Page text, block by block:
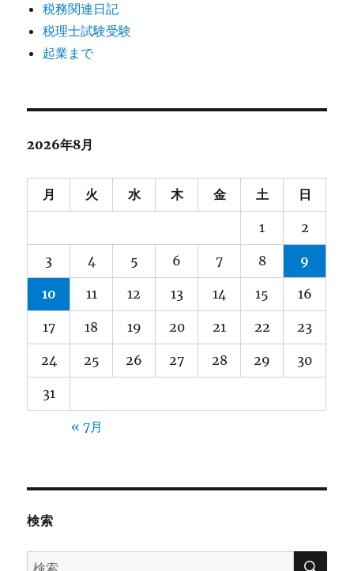
税務関連日記
税理士試験受験
起業まで
2026年8月
月 火 水 木 金 土 日
1 2
3 4 5 6 7 8 9
10 11 12 13 14 15 16
17 18 19 20 21 22 23
24 25 26 27 28 29 30
31
« 7月
検索
検
検